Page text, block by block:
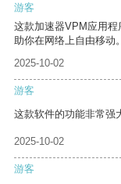
游客
这款加速器VPM应用
助你在网络上自由移动。
2025-10-02
游客
这款软件的功能非常强
2025-10-02
游客